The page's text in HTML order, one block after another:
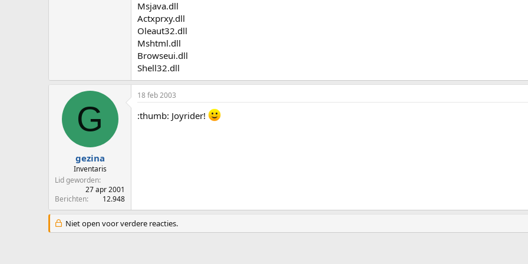
Msjava.dll
Actxprxy.dll
Oleaut32.dll
Mshtml.dll
Browseui.dll
Shell32.dll
G
gezina
Inventaris
Lid geworden
27 apr 2001
Berichten
12.948
18 feb 2003
:thumb: Joyrider!
Niet open voor verdere reacties.